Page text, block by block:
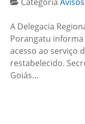
A Delegacia
Porangatu
acesso ao serviço
restabelecido.
Goiás…